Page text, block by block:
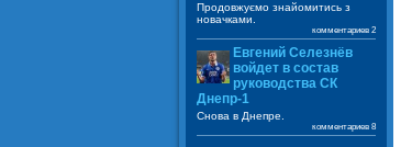
Продовжуємо знайомитись з
новачками.
комментариев 2
Евгений Селезнёв
войдет в состав
руководства СК
Днепр-1
Снова в Днепре.
комментариев 8